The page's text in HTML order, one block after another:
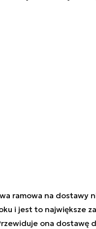
ramowa na dostawy
i jest to największe
ona dostawę